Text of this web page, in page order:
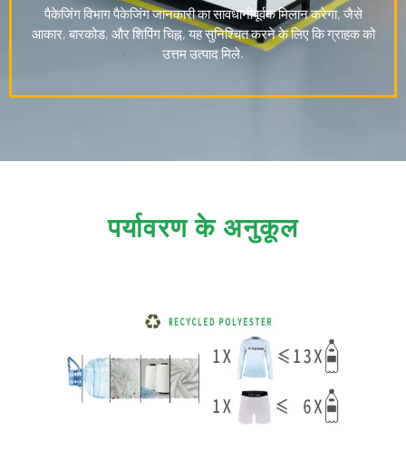
पैकेजिंग विभाग पैकेजिंग जानकारी का सावधानीपूर्वक मिलान करेगा, जैसे
आकार, बारकोड, और शिपिंग चिह्न, यह सुनिश्चित करने के लिए कि ग्राहक को
उत्तम उत्पाद मिले.
पर्यावरण के अनुकूल